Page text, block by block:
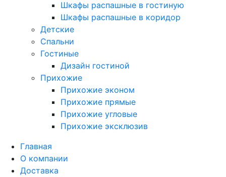
Шкафы распашные в гостиную
Шкафы распашные в коридор
Детские
Спальни
Гостиные
Дизайн гостиной
Прихожие
Прихожие эконом
Прихожие прямые
Прихожие угловые
Прихожие эксклюзив
Главная
О компании
Доставка